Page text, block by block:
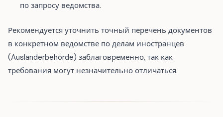
по запросу ведомства.
Рекомендуется уточнить точный перечень документов
в конкретном ведомстве по делам иностранцев
(Ausländerbehörde) заблаговременно, так как
требования могут незначительно отличаться.